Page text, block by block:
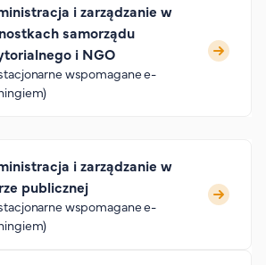
i zarządzanie w
samorządu
i NGO
wspomagane e-
i zarządzanie w
publicznej
wspomagane e-